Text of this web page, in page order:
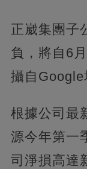
正崴集團子
負，將自6
攝自Google
根據公司最
源今年第一
司淨損高達